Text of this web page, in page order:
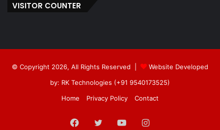
VISITOR COUNTER
© Copyright 2026, All Rights Reserved |
Website Developed
by: RK Technologies (+91 9540173525)
Home
Privacy Policy Contact
Facebook
TwitterYouTubeInstagram